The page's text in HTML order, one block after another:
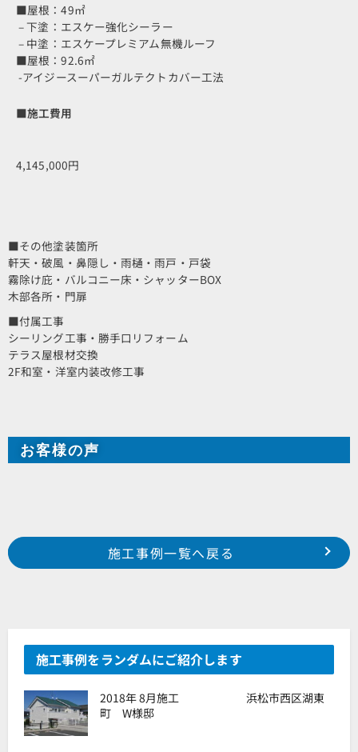
■屋根：49㎡
– 下塗：エスケー強化シーラー
– 中塗：エスケープレミアム無機ルーフ
■屋根：92.6㎡
-アイジースーパーガルテクトカバー工法
■施工費用
4,145,000円
■その他塗装箇所
軒天・破風・鼻隠し・雨樋・雨戸・戸袋
霧除け庇・バルコニー床・シャッターBOX
木部各所・門扉
■付属工事
シーリング工事・勝手口リフォーム
テラス屋根材交換
2F和室・洋室内装改修工事
お客様の声
Prev
2023年7月施工 浜松市中区高林 Y様邸
施工事例一覧へ戻る
施工事例をランダムにご紹介します
2018年 8月施工 浜松市西区湖東
町 W様邸